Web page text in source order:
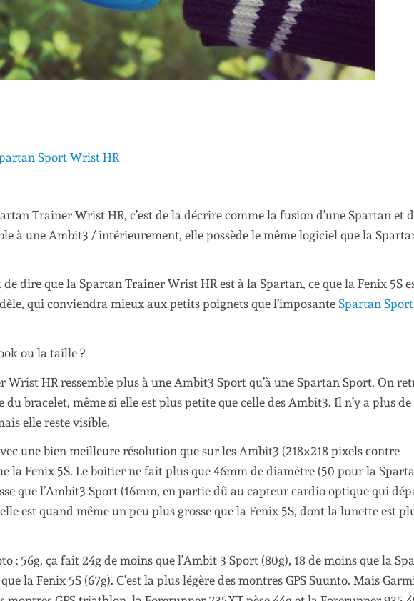
Sport Wrist HR
Trainer Wrist HR, c’est de la décrire comme la fusion d’une Spartan et
à une Ambit3 / intérieurement, elle possède le même logiciel que la
dire que la Spartan Trainer Wrist HR est à la Spartan, ce que la Fenix 5S
qui conviendra mieux aux petits poignets que l’imposante Spartan Sport
ou la taille ?
Wrist HR ressemble plus à une Ambit3 Sport qu’à une Spartan Sport. On
du bracelet, même si elle est plus petite que celle des Ambit3. Il n’y a plus de
elle reste visible.
une bien meilleure résolution que sur les Ambit3 (218×218 pixels contre
la Fenix 5S. Le boitier ne fait plus que 46mm de diamètre (50 pour la
que l’Ambit3 Sport (16mm, en partie dû au capteur cardio optique qui
est quand même un peu plus grosse que la Fenix 5S, dont la lunette est
: 56g, ça fait 24g de moins que l’Ambit 3 Sport (80g), 18 de moins que la
la Fenix 5S (67g). C’est la plus légère des montres GPS Suunto. Mais